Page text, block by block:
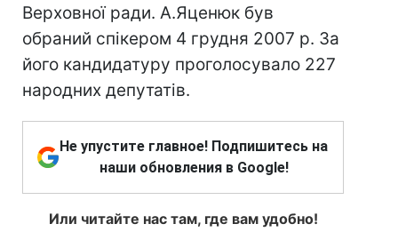
Верховної ради. А.Яценюк був
обраний спікером 4 грудня 2007 р. За
його кандидатуру проголосувало 227
народних депутатів.
Не упустите главное! Подпишитесь на
наши обновления в Google!
Или читайте нас там, где вам удобно!